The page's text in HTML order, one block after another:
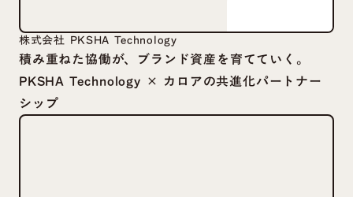
株式会社 PKSHA Technology
積み重ねた協働が、ブランド資産を育てていく。
PKSHA Technology × カロアの共進化パートナー
シップ